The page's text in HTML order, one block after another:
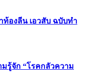
ท้องลีน เอวสับ ฉบับทำ
รู้จัก “โรคกลัวความ